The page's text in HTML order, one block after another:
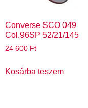
Converse SCO 049
Col.96SP 52/21/145
24 600 Ft
Kosárba teszem